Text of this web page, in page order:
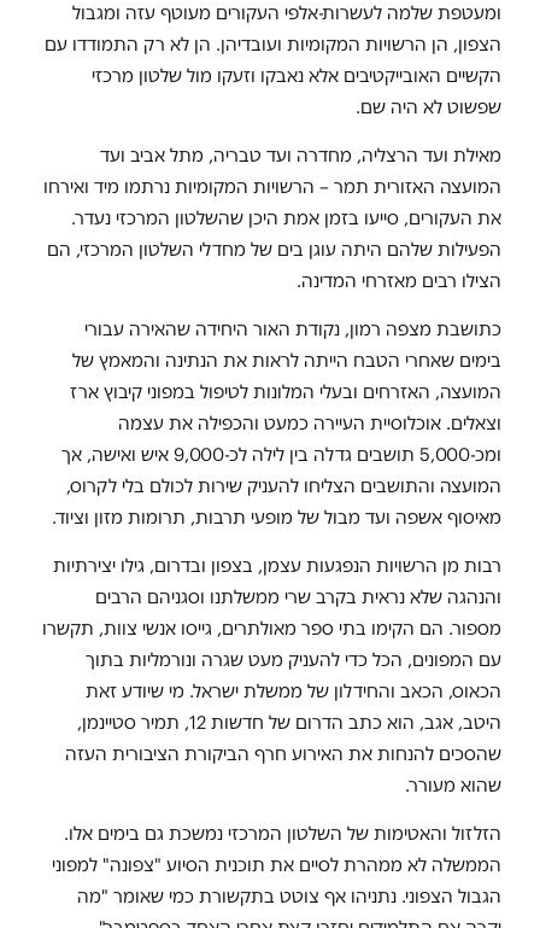
ומעטפת שלמה לעשרות-אלפי העקורים מעוטף עזה ומגבול
הצפון, הן הרשויות המקומיות ועובדיהן. הן לא רק התמודדו עם
הקשיים האובייקטיבים אלא נאבקו וזעקו מול שלטון מרכזי
שפשוט לא היה שם.
מאילת ועד הרצליה, מחדרה ועד טבריה, מתל אביב ועד
המועצה האזורית תמר – הרשויות המקומיות נרתמו מיד ואירחו
את העקורים, סייעו בזמן אמת היכן שהשלטון המרכזי נעדר.
הפעילות שלהם היתה עוגן בים של מחדלי השלטון המרכזי, הם
הצילו רבים מאזרחי המדינה.
כתושבת מצפה רמון, נקודת האור היחידה שהאירה עבורי
בימים שאחרי הטבח הייתה לראות את הנתינה והמאמץ של
המועצה, האזרחים ובעלי המלונות לטיפול במפוני קיבוץ ארז
וצאלים. אוכלוסיית העיירה כמעט והכפילה את עצמה
ומכ-5,000 תושבים גדלה בין לילה לכ-9,000 איש ואישה, אך
המועצה והתושבים הצליחו להעניק שירות לכולם בלי לקרוס,
מאיסוף אשפה ועד מבול של מופעי תרבות, תרומות מזון וציוד.
רבות מן הרשויות הנפגעות עצמן, בצפון ובדרום, גילו יצירתיות
והנהגה שלא נראית בקרב שרי ממשלתנו וסגניהם הרבים
מספור. הם הקימו בתי ספר מאולתרים, גייסו אנשי צוות, תקשרו
עם המפונים, הכל כדי להעניק מעט שגרה ונורמליות בתוך
הכאוס, הכאב והחידלון של ממשלת ישראל. מי שיודע זאת
היטב, אגב, הוא כתב הדרום של חדשות 12, תמיר סטיינמן,
שהסכים להנחות את האירוע חרף הביקורת הציבורית העזה
שהוא מעורר.
הזלזול והאטימות של השלטון המרכזי נמשכת גם בימים אלו.
הממשלה לא ממהרת לסיים את תוכנית הסיוע "צפונה" למפוני
הגבול הצפוני. נתניהו אף צוטט בתקשורת כמי שאומר "מה